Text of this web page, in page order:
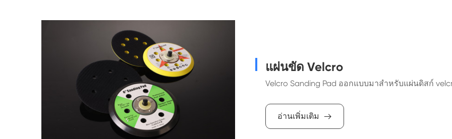
แผ่นขัด Velcro
Velcro Sanding Pad ออกแบบมาสำหรับแผ่นดิสก์
อ่านเพิ่มเติม 